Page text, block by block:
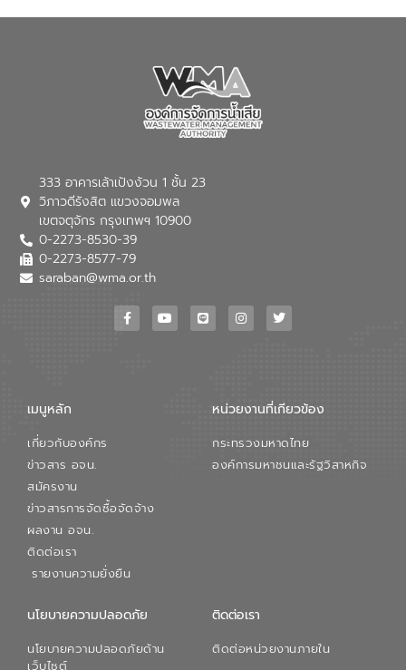
ณ เทศบาลตำบลบางเลน จังหวัดนครปฐม
333 อาคารเล้าเป้งง้วน 1 ชั้น 23
วิภาวดีรังสิต แขวงจอมพล
เขตจตุจักร กรุงเทพฯ 10900
0-2273-8530-39
0-2273-8577-79
saraban@wma.or.th
เมนูหลัก
เกี่ยวกับองค์กร
ข่าวสาร อจน.
สมัครงาน
ข่าวสารการจัดซื้อจัดจ้าง
ผลงาน อจน.
ติดต่อเรา
รายงานความยั่งยืน
หน่วยงานที่เกียวข้อง
กระทรวงมหาดไทย
องค์การมหาชนและรัฐวิสาหกิจ
นโยบายความปลอดภัย
นโยบายความปลอดภัยด้าน
เว็บไซต์
ติดต่อเรา
ติดต่อหน่วยงานภายใน